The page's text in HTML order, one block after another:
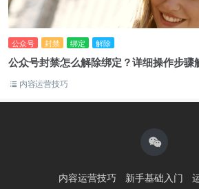
公众号 封禁 绑定 解除
公众号封禁怎么解除绑定？详细操作步骤
内容运营技巧
内容运营技巧 新手基础入门